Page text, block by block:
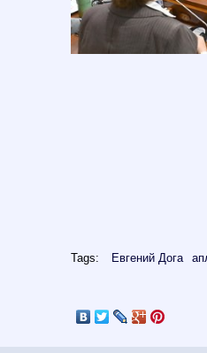
Tags: Евгений Дога